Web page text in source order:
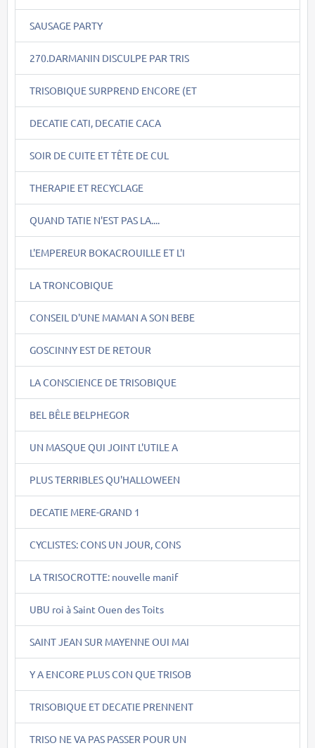
SAUSAGE PARTY
270.DARMANIN DISCULPE PAR TRIS
TRISOBIQUE SURPREND ENCORE (ET
DECATIE CATI, DECATIE CACA
SOIR DE CUITE ET TÊTE DE CUL
THERAPIE ET RECYCLAGE
QUAND TATIE N'EST PAS LA....
L'EMPEREUR BOKACROUILLE ET L'I
LA TRONCOBIQUE
CONSEIL D'UNE MAMAN A SON BEBE
GOSCINNY EST DE RETOUR
LA CONSCIENCE DE TRISOBIQUE
BEL BÊLE BELPHEGOR
UN MASQUE QUI JOINT L'UTILE A
PLUS TERRIBLES QU'HALLOWEEN
DECATIE MERE-GRAND 1
CYCLISTES: CONS UN JOUR, CONS
LA TRISOCROTTE: nouvelle manif
UBU roi à Saint Ouen des Toits
SAINT JEAN SUR MAYENNE OUI MAI
Y A ENCORE PLUS CON QUE TRISOB
TRISOBIQUE ET DECATIE PRENNENT
TRISO NE VA PAS PASSER POUR UN